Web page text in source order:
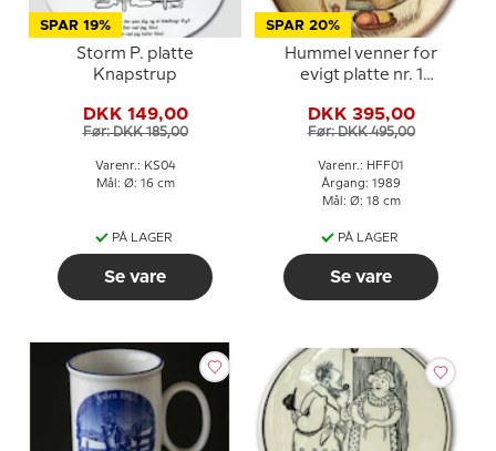
SPAR 19%
Storm P. platte
Knapstrup
DKK 149,00
Før: DKK 185,00
Varenr.: KS04
Mål: Ø: 16 cm
PÅ LAGER
Se vare
SPAR 20%
Hummel venner for
evigt platte nr. 1
DKK 395,00
Før: DKK 495,00
Varenr.: HFF01
Årgang: 1989
Mål: Ø: 18 cm
PÅ LAGER
Se vare